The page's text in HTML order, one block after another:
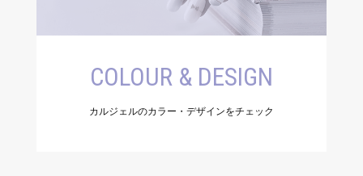
COLOUR & DESIGN
カルジェルのカラー・デザインをチェック